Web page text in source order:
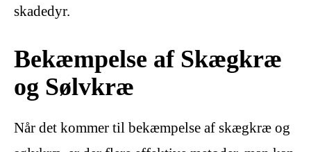
skadedyr.
Bekæmpelse af Skægkræ
og Sølvkræ
Når det kommer til bekæmpelse af skægkræ og